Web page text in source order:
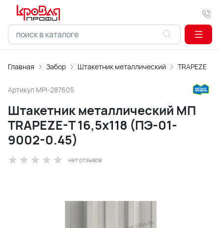
Главная Забор Штакетник металлический TRAPEZE
Артикул MPI-287605
Штакетник металлический МП
TRAPEZE-T 16,5х118 (ПЭ-01-
9002-0.45)
нет отзывов